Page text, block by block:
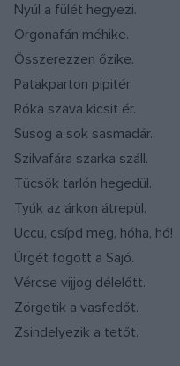
Nyúl a fülét hegyezi.
Orgonafán méhike.
Összerezzen őzike.
Patakparton pipitér.
Róka szava kicsit ér.
Susog a sok sasmadár.
Szilvafára szarka száll.
Tücsök tarlón hegedül.
Tyúk az árkon átrepül.
Uccu, csípd meg, hóha, hó!
Ürgét fogott a Sajó.
Vércse vijjog délelőtt.
Zörgetik a vasfedőt.
Zsindelyezik a tetőt.